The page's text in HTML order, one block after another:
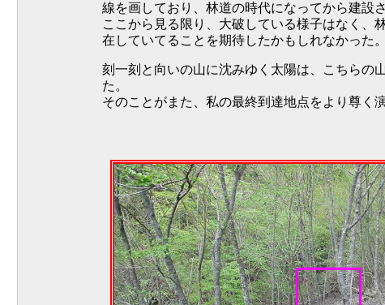
線を画しており、林道の時代になってから建設
ここから見る限り、大破している様子はなく、
在していてることを期待したかもしれなかった。
刻一刻と向いの山に沈みゆく太陽は、こちらの
た。
そのことがまた、私の最終到達地点をより尊く